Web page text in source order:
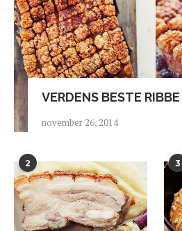
VERDENS BESTE RIBBE
november 26, 2014
2 3